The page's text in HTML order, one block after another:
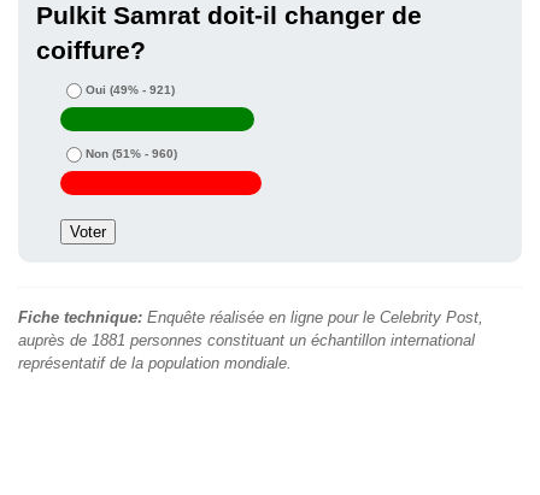
Pulkit Samrat doit-il changer de
coiffure?
Oui (49% - 921)
Non (51% - 960)
Fiche technique: Enquête réalisée en ligne pour le Celebrity Post,
auprès de 1881 personnes constituant un échantillon international
représentatif de la population mondiale.